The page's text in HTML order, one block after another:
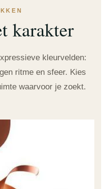
karakter
kleurvelden:
ritme en sfeer. Kies
waarvoor je zoekt.